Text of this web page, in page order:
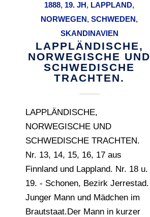
1888, 19. JH, LAPPLAND,
NORWEGEN,SCHWEDEN,
SKANDINAVIEN
LAPPLÄNDISCHE,
NORWEGISCHE UND
SCHWEDISCHE
TRACHTEN.
LAPPLÄNDISCHE,
NORWEGISCHE UND
SCHWEDISCHE TRACHTEN.
Nr. 13, 14, 15, 16, 17 aus
Finnland und Lappland. Nr. 18 u.
19. - Schonen, Bezirk Jerrestad.
Junger Mann und Mädchen im
Brautstaat.Der Mann in kurzer